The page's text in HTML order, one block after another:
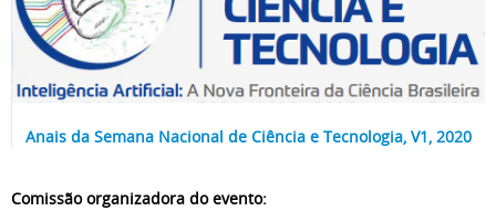
Anais da Semana Nacional de Ciência e Tecnologia, V1, 2020
Comissão organizadora do evento: